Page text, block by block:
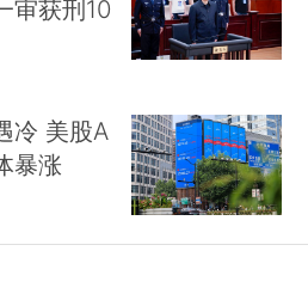
审获刑10
冷 美股A
暴涨